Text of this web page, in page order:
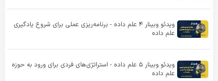
ویدئو وبینار ۴ علم داده - برنامه‌ریزی عملی برای شروع یادگیری
علم داده
ویدئو وبینار ۵ علم داده - استراتژی‌های فردی برای ورود به حوزه
علم داده